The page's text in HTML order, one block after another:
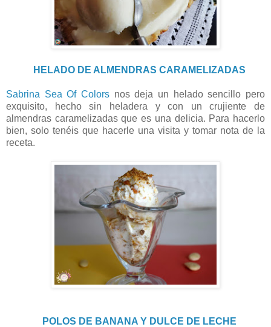
HELADO DE ALMENDRAS CARAMELIZADAS
Sabrina Sea Of Colors nos deja un helado sencillo pero
exquisito, hecho sin heladera y con un crujiente de
almendras caramelizadas que es una delicia. Para hacerlo
bien, solo tenéis que hacerle una visita y tomar nota de la
receta.
POLOS DE BANANA Y DULCE DE LECHE